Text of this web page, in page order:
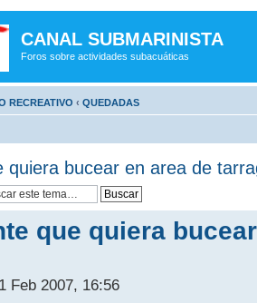
CANAL SUBMARINISTA
Foros sobre actividades subacuáticas
RECREATIVO ‹ QUEDADAS
quiera bucear en area de
que quiera
Feb 2007, 16:56